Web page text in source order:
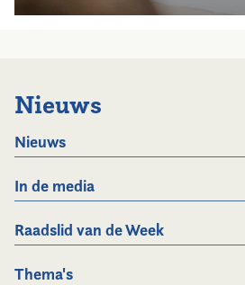
Nieuws
Nieuws
In de media
Raadslid van de Week
Thema's